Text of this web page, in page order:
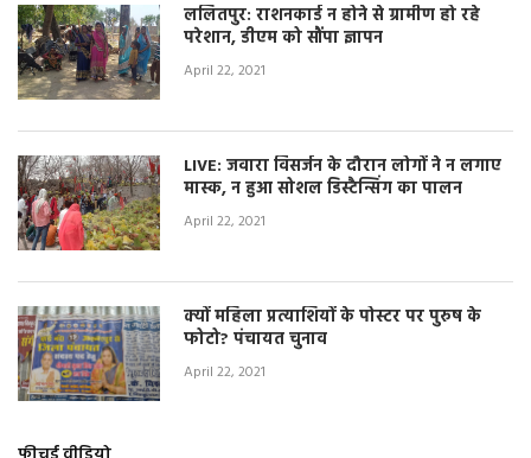
ललितपुर: राशनकार्ड न होने से ग्रामीण हो रहे
परेशान, डीएम को सौंपा ज्ञापन
April 22, 2021
LIVE: जवारा विसर्जन के दौरान लोगों ने न लगाए
मास्क, न हुआ सोशल डिस्टैन्सिंग का पालन
April 22, 2021
क्यों महिला प्रत्याशियों के पोस्टर पर पुरुष के
फोटो? पंचायत चुनाव
April 22, 2021